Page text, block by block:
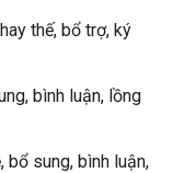
thế, bổ trợ, ký
bình luận, lồng
bổ sung, bình luận,